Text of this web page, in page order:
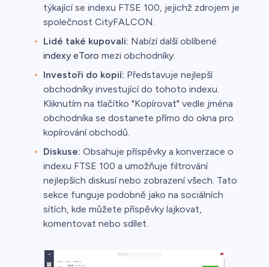
týkající se indexu FTSE 100, jejichž zdrojem je
společnost CityFALCON.
Lidé také kupovali: Nabízí další oblíbené
indexy eToro mezi obchodníky.
Investoři do kopií: Představuje nejlepší
obchodníky investující do tohoto indexu.
Kliknutím na tlačítko "Kopírovat" vedle jména
obchodníka se dostanete přímo do okna pro
kopírování obchodů.
Diskuse: Obsahuje příspěvky a konverzace o
indexu FTSE 100 a umožňuje filtrování
nejlepších diskusí nebo zobrazení všech. Tato
sekce funguje podobně jako na sociálních
sítích, kde můžete příspěvky lajkovat,
komentovat nebo sdílet.